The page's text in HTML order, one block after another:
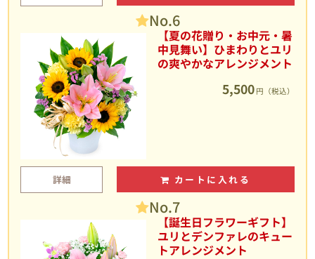
No.6
【夏の花贈り・お中元・暑
中見舞い】ひまわりとユリ
の爽やかなアレンジメント
5,500 円（税込）
詳細 カートに入れる
No.7
【誕生日フラワーギフト】
ユリとデンファレのキュー
トアレンジメント